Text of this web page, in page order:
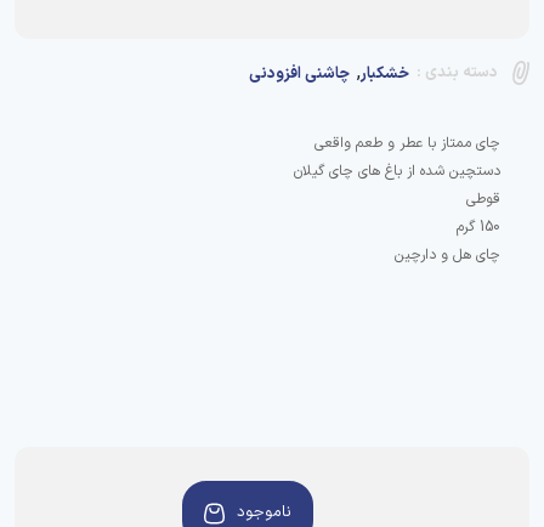
دسته بندی : خشکبار, چاشنی افزودنی
ناموجود